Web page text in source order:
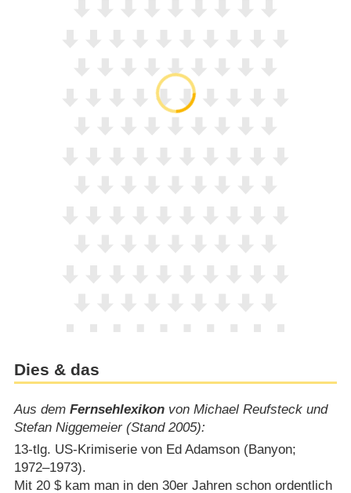
Dies & das
Aus dem Fernsehlexikonvon Michael Reufsteck und
Stefan Niggemeier (Stand 2005):
13-tlg. US-Krimiserie von Ed Adamson (Banyon;
1972⁠–⁠1973).
Mit 20 $ kam man in den 30er Jahren schon ordentlich